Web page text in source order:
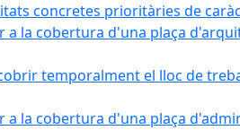
concretes prioritàries de
a la cobertura d'una plaça
temporalment el lloc de
a la cobertura d'una plaça